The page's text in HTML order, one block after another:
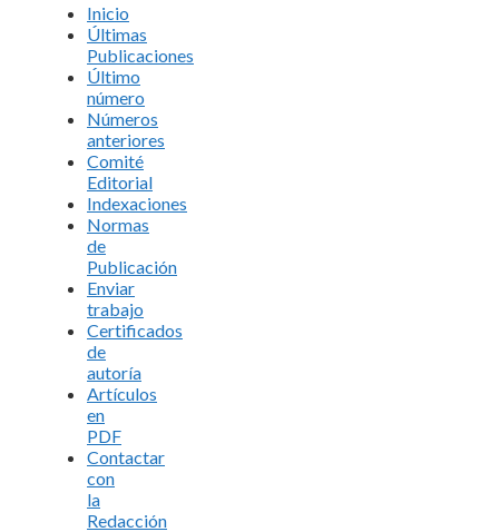
Inicio
Últimas
Publicaciones
Último
número
Números
anteriores
Comité
Editorial
Indexaciones
Normas
de
Publicación
Enviar
trabajo
Certificados
de
autoría
Artículos
en
PDF
Contactar
con
la
Redacción